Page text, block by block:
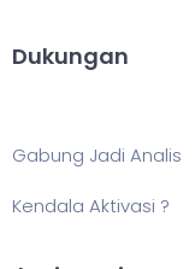
Dukungan
Gabung Jadi Analis
Kendala Aktivasi ?